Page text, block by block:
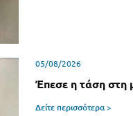
05/08/2026
Έπεσε η τάση στη
Δείτε περισσότερα >